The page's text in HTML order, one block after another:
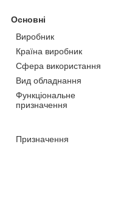
Основні
Виробник
Країна виробник
Сфера використання
Вид обладнання
Функціональне
призначення
Призначення